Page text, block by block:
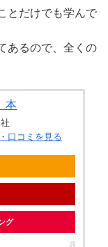
とだけでも学んで
あるので、全くの
本
口コミを見る
グ